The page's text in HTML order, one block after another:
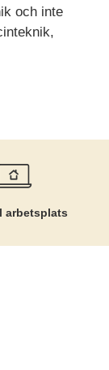
och inte
arbetsplats